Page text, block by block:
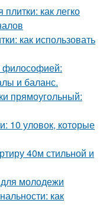
как легко
как использовать
философией:
и баланс.
прямоугольный:
10 уловок, которые
40м стильной и
молодежи
как